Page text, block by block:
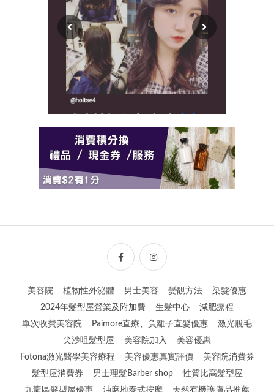
美容院 植物性外泌體 男士美容 變靚方法
染髮優惠
2024年髮型屋營業及附加費
生髮中心
減肥療程
單次收費美容院
Paimore直療、負離子直髮優惠
激光脫毛
尖沙咀髮型屋
美容院加入
美容優惠
Fotona激光醫學美容療程
美容優惠真實評價
美容院消費券
髮型屋消費券
男士理髮Barber shop
性質比高髮型屋
九龍區髮型屋優惠
油麻地泰式按摩 天然有機護膚品推薦